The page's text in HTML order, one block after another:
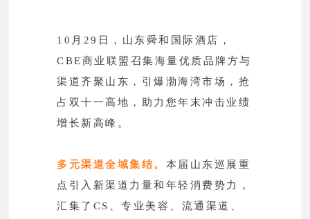
10月29日，山东舜和国际酒店，
CBE商业联盟召集海量优质品牌方与
渠道齐聚山东，引爆渤海湾市场，抢
占双十一高地，助力您年末冲击业绩
增长新高峰。
多元渠道全域集结。 本届山东巡展重
点引入新渠道力量和年轻消费势力，
汇集了CS、专业美容、流通渠道、